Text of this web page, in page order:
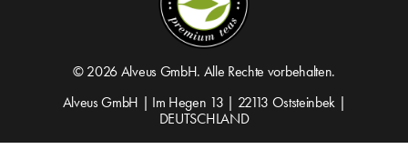
© 2026 Alveus GmbH. Alle Rechte vorbehalten.
Alveus GmbH | Im Hegen 13 | 22113 Oststeinbek |
DEUTSCHLAND